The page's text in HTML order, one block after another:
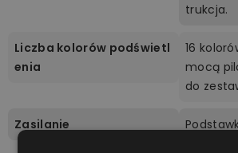
trukcja.
Liczba kolorów podświetl
enia
16
mocą
do
Zasilanie